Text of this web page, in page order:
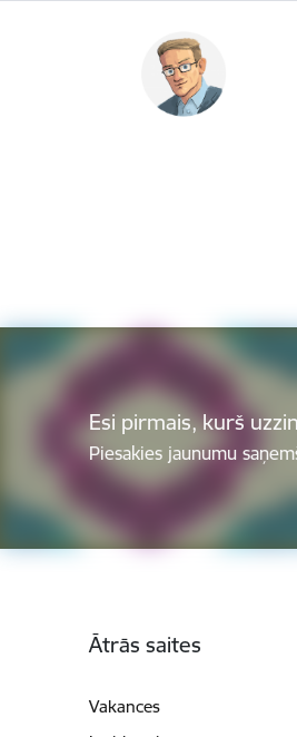
Esi pirmais, kurš
Piesakies jaunumu
Ātrās saites
Vakances